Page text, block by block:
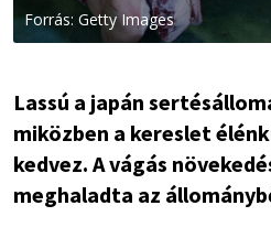
Forrás: Getty Images
Lassú a japán
miközben a kereslet
kedvez. A vágás
meghaladta az